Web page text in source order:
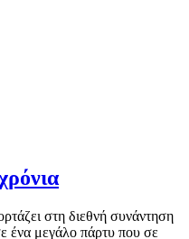
στη διεθνή συνάντηση
ένα μεγάλο πάρτυ που σε